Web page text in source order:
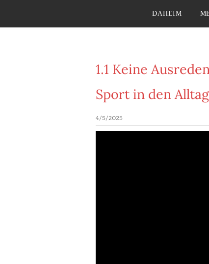
DAHEIM
1.1 Keine
Sport in den
4/5/2025